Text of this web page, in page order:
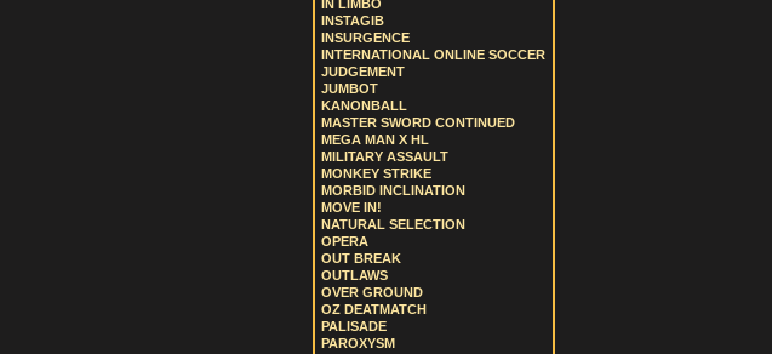
IN LIMBO
INSTAGIB
INSURGENCE
INTERNATIONAL ONLINE SOCCER
JUDGEMENT
JUMBOT
KANONBALL
MASTER SWORD CONTINUED
MEGA MAN X HL
MILITARY ASSAULT
MONKEY STRIKE
MORBID INCLINATION
MOVE IN!
NATURAL SELECTION
OPERA
OUT BREAK
OUTLAWS
OVER GROUND
OZ DEATMATCH
PALISADE
PAROXYSM